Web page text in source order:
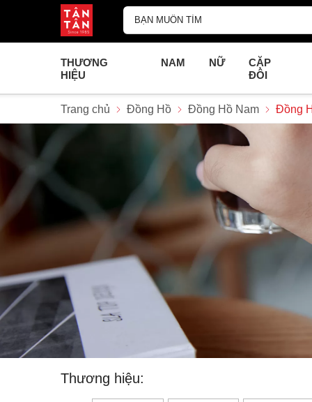
THƯƠNG
HIỆU
NAM NỮ
CẶP
ĐÔI
Trang chủ Đồng Hồ Đồng Hồ Nam Đồng
Thương hiệu: